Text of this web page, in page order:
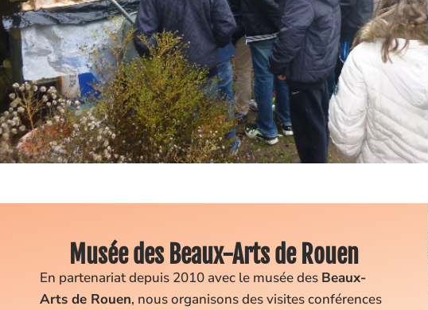
Musée des Beaux-Arts de Rouen
En partenariat depuis 2010 avec le musée des Beaux-
Arts de Rouen, nous organisons des visites conférences